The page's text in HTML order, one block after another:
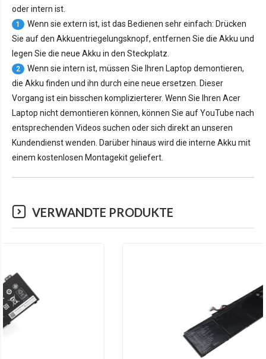
oder intern ist.
1
Wenn sie extern ist, ist das Bedienen sehr einfach: Drücken
Sie auf den Akkuentriegelungsknopf, entfernen Sie die Akku und
legen Sie die neue Akku in den Steckplatz.
2
Wenn sie intern ist, müssen Sie Ihren Laptop demontieren,
die Akku finden und ihn durch eine neue ersetzen. Dieser
Vorgang ist ein bisschen komplizierterer. Wenn Sie Ihren Acer
Laptop nicht demontieren können, können Sie auf YouTube nach
entsprechenden Videos suchen oder sich direkt an unseren
Kundendienst wenden. Darüber hinaus wird die interne Akku mit
einem kostenlosen Montagekit geliefert.
VERWANDTE PRODUKTE